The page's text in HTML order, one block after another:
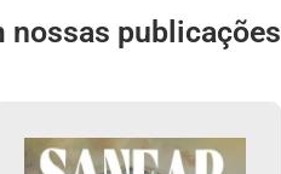
nossas publicações